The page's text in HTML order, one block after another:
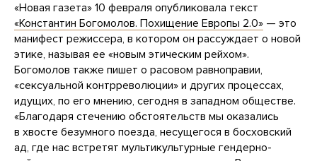
«Новая газета» 10 февраля опубликовала текст
«Константин Богомолов. Похищение Европы 2.0» — это
манифест режиссера, в котором он рассуждает о новой
этике, называя ее «новым этическим рейхом».
Богомолов также пишет о расовом равноправии,
«сексуальной контрреволюции» и других процессах,
идущих, по его мнению, сегодня в западном обществе.
«Благодаря стечению обстоятельств мы оказались
в хвосте безумного поезда, несущегося в босховский
ад, где нас встретят мультикультурные гендерно-